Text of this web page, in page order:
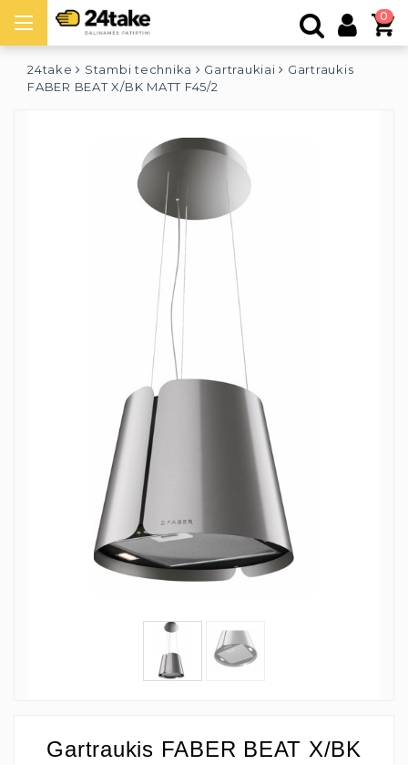
0
24take Stambi technika Gartraukiai
Gartraukis
FABER BEAT X/BK MATT F45/2
Gartraukis FABER BEAT X/BK